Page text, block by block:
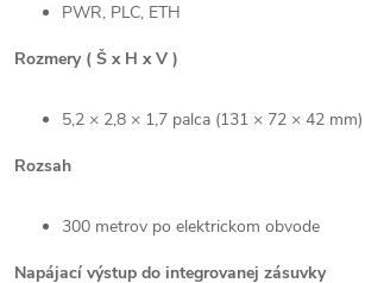
PWR, PLC, ETH
Rozmery ( Š x H x V )
5,2 × 2,8 × 1,7 palca (131 × 72 × 42 mm)
Rozsah
300 metrov po elektrickom obvode
Napájací výstup do integrovanej zásuvky